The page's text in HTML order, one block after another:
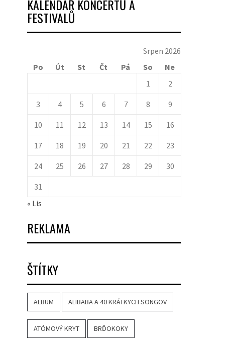
KALENDÁŘ KONCERTŮ A
FESTIVALŮ
Srpen 2026
Po
Út St Čt Pá So
Ne
1
2
3 4 5 6 7 8 9
10 11 12 13 14 15 16
17 18 19 20 21 22 23
24 25 26 27 28 29 30
31
« Lis
REKLAMA
ŠTÍTKY
ALBUM ALIBABA A 40 KRÁTKYCH SONGOV
ATÓMOVÝ KRYT BRĎOKOKY